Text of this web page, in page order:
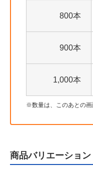
800本
900本
1,000本
数量は、このあとの画
商品バリエーション